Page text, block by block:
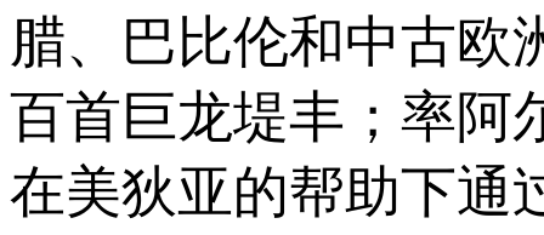
腊、巴比伦和中古欧
百首巨龙堤丰；率阿
在美狄亚的帮助下通